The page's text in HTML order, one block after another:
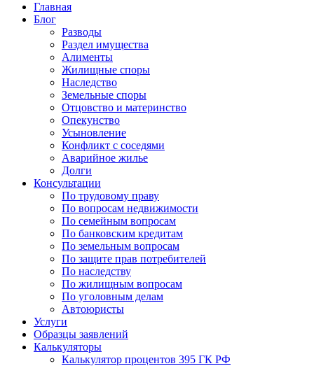
Главная
Блог
Разводы
Раздел имущества
Алименты
Жилищные споры
Наследство
Земельные споры
Отцовство и материнство
Опекунство
Усыновление
Конфликт с соседями
Аварийное жилье
Долги
Консультации
По трудовому праву
По вопросам недвижимости
По семейным вопросам
По банковским кредитам
По земельным вопросам
По защите прав потребителей
По наследству
По жилищным вопросам
По уголовным делам
Автоюристы
Услуги
Образцы заявлений
Калькуляторы
Калькулятор процентов 395 ГК РФ